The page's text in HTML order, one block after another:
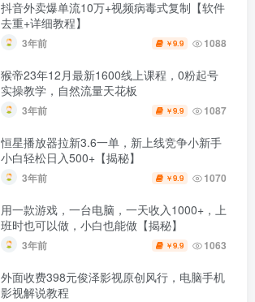
抖音外卖爆单流10万+视频病毒式复制【软件
去重+详细教程】
3年前 ￥9.9 1088
猴帝23年12月最新1600线上课程，0粉起号
实操教学，自然流量天花板
3年前 ￥9.9 1087
恒星播放器拉新3.6一单，新上线竞争小新手
小白轻松日入500+【揭秘】
3年前 ￥9.9 1070
用一款游戏，一台电脑，一天收入1000+，上
班时也可以做，小白也能做【揭秘】
3年前 ￥9.9 1063
外面收费398元俊泽影视原创风行，电脑手机
影视解说教程